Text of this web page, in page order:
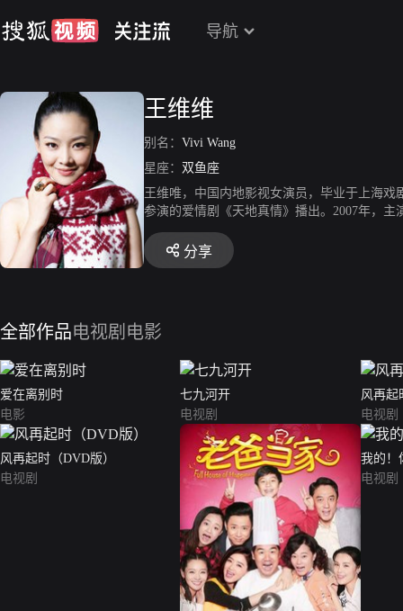
导航
王维维
别名： Vivi Wang
星座： 双鱼座
王维唯，中国内地影视女演员，毕业于上海
参演的爱情剧《天地真情》播出。2007年，
《婆婆来了》。2010年，参演的中国首部家
市情感剧《小儿难养》开播。2014年，获得
016年，主演的都市情感剧《老婆大人是80后
分享
全部作品电视剧 电影
爱在离别时
电影
七九河开
电视剧
风再起
电视剧
风再起时（DVD版）
电视剧
我的！
电视剧